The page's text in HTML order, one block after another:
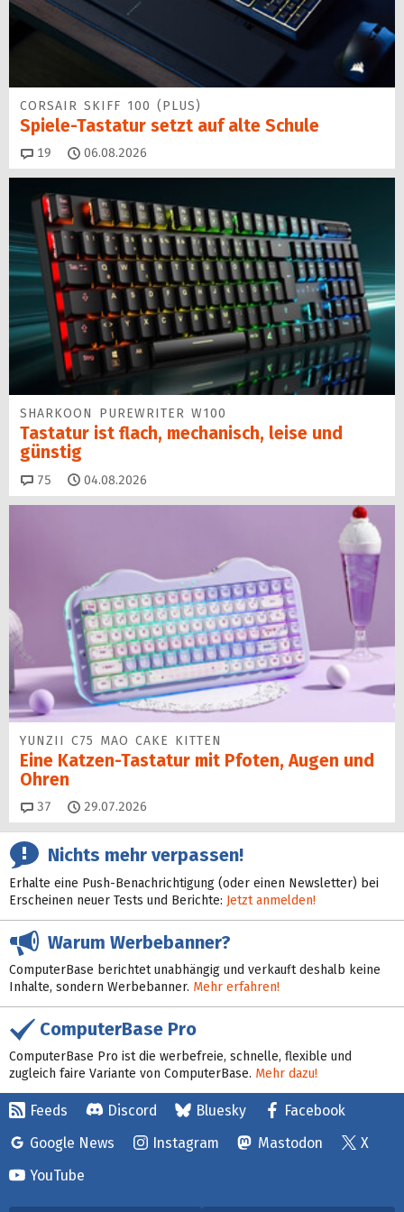
CORSAIR SKIFF 100 (PLUS)
Spiele-Tastatur setzt auf alte Schule
19 Kommentare
06.08.2026
SHARKOON PUREWRITER W100
Tastatur ist flach, mechanisch, leise und
günstig
75 Kommentare
04.08.2026
YUNZII C75 MAO CAKE KITTEN
Eine Katzen-Tastatur mit Pfoten, Augen und
Ohren
37 Kommentare
29.07.2026
Nichts mehr verpassen!
Erhalte eine Push-Benachrichtigung (oder einen Newsletter) bei
Erscheinen neuer Tests und Berichte: Jetzt anmelden!
Warum Werbebanner?
ComputerBase berichtet unabhängig und verkauft deshalb keine
Inhalte, sondern Werbebanner. Mehr erfahren!
ComputerBase Pro
ComputerBase Pro ist die werbefreie, schnelle, flexible und
zugleich faire Variante von ComputerBase. Mehr dazu!
Feeds Discord Bluesky
Facebook
Google News
Instagram Mastodon
X
YouTube